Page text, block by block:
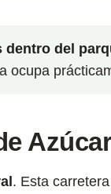
dentro del
ocupa
. Esta